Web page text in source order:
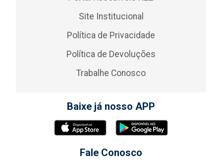
Site Institucional
Política de Privacidade
Política de Devoluções
Trabalhe Conosco
Baixe já nosso APP
Fale Conosco